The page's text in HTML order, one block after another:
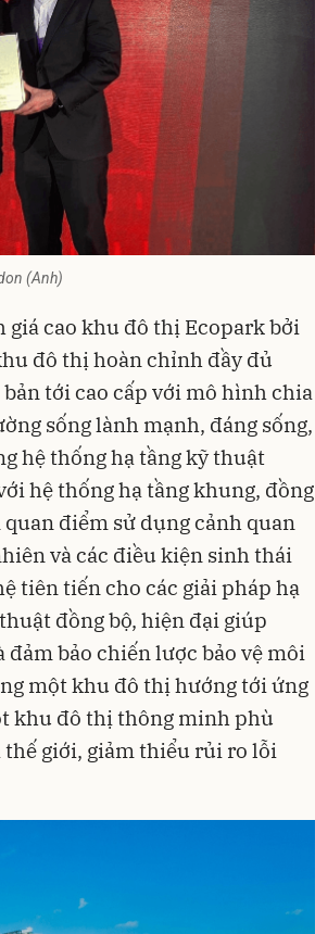
(Anh)
giá cao khu đô thị Ecopark bởi
đô thị hoàn chỉnh đầy đủ
tới cao cấp với mô hình chia
sống lành mạnh, đáng sống,
hệ thống hạ tầng kỹ thuật
hệ thống hạ tầng khung, đồng
điểm sử dụng cảnh quan
và các điều kiện sinh thái
tiên tiến cho các giải pháp hạ
đồng bộ, hiện đại giúp
bảo chiến lược bảo vệ môi
một khu đô thị hướng tới ứng
khu đô thị thông minh phù
giới, giảm thiểu rủi ro lỗi